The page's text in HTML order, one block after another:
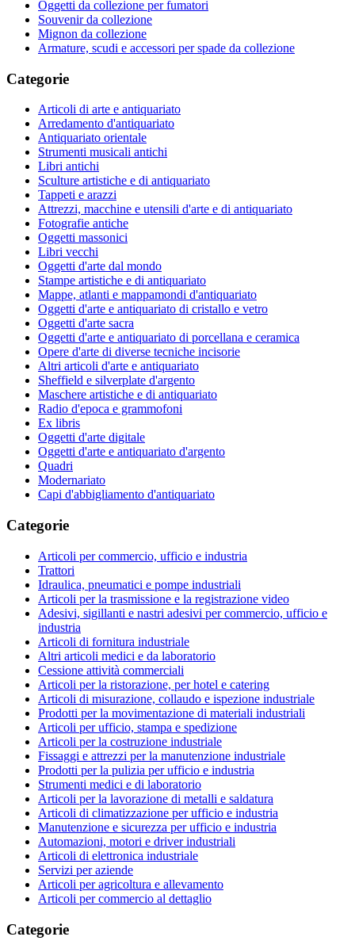
Oggetti da collezione per fumatori
Souvenir da collezione
Mignon da collezione
Armature, scudi e accessori per spade da collezione
Categorie
Articoli di arte e antiquariato
Arredamento d'antiquariato
Antiquariato orientale
Strumenti musicali antichi
Libri antichi
Sculture artistiche e di antiquariato
Tappeti e arazzi
Attrezzi, macchine e utensili d'arte e di antiquariato
Fotografie antiche
Oggetti massonici
Libri vecchi
Oggetti d'arte dal mondo
Stampe artistiche e di antiquariato
Mappe, atlanti e mappamondi d'antiquariato
Oggetti d'arte e antiquariato di cristallo e vetro
Oggetti d'arte sacra
Oggetti d'arte e antiquariato di porcellana e ceramica
Opere d'arte di diverse tecniche incisorie
Altri articoli d'arte e antiquariato
Sheffield e silverplate d'argento
Maschere artistiche e di antiquariato
Radio d'epoca e grammofoni
Ex libris
Oggetti d'arte digitale
Oggetti d'arte e antiquariato d'argento
Quadri
Modernariato
Capi d'abbigliamento d'antiquariato
Categorie
Articoli per commercio, ufficio e industria
Trattori
Idraulica, pneumatici e pompe industriali
Articoli per la trasmissione e la registrazione video
Adesivi, sigillanti e nastri adesivi per commercio, ufficio e
industria
Articoli di fornitura industriale
Altri articoli medici e da laboratorio
Cessione attività commerciali
Articoli per la ristorazione, per hotel e catering
Articoli di misurazione, collaudo e ispezione industriale
Prodotti per la movimentazione di materiali industriali
Articoli per ufficio, stampa e spedizione
Articoli per la costruzione industriale
Fissaggi e attrezzi per la manutenzione industriale
Prodotti per la pulizia per ufficio e industria
Strumenti medici e di laboratorio
Articoli per la lavorazione di metalli e saldatura
Articoli di climatizzazione per ufficio e industria
Manutenzione e sicurezza per ufficio e industria
Automazioni, motori e driver industriali
Articoli di elettronica industriale
Servizi per aziende
Articoli per agricoltura e allevamento
Articoli per commercio al dettaglio
Categorie